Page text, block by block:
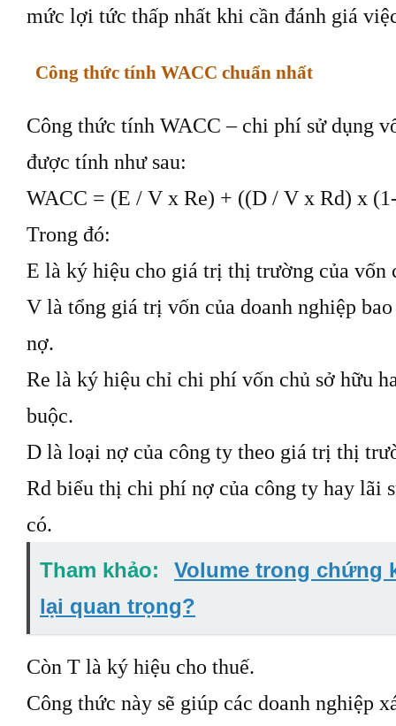
mức lợi tức thấp nhất khi cần đánh giá
Công thức tính WACC chuẩn nhất
Công thức tính WACC – chi phí sử dụng
được tính như sau:
WACC = (E / V x Re) + ((D / V x Rd) x
Trong đó:
E là ký hiệu cho giá trị thị trường của vốn
V là tổng giá trị vốn của doanh nghiệp
nợ.
Re là ký hiệu chỉ chi phí vốn chủ sở hữu
buộc.
D là loại nợ của công ty theo giá trị thị
Rd biểu thị chi phí nợ của công ty hay lãi
có.
Tham khảo:
Volume trong chứng
lại quan trọng?
Còn T là ký hiệu cho thuế.
Công thức này sẽ giúp các doanh nghiệp